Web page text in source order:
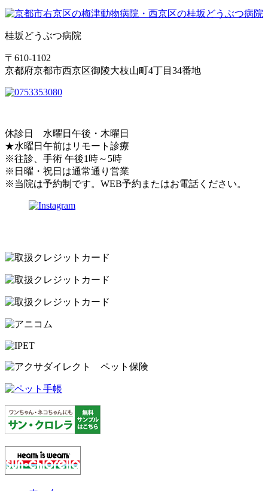
桂坂どうぶつ病院
〒610-1102
京都府京都市西京区御陵大枝山町4丁目34番地
休診日 水曜日午後・木曜日
★水曜日午前はリモート診療
※往診、手術 午後1時～5時
※日曜・祝日は通常通り営業
※当院は予約制です。WEB予約またはお電話ください。